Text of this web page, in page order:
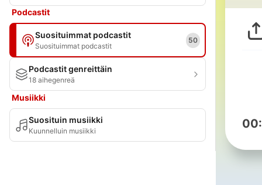
Podcastit
Suosituimmat podcastit
Suosituimmat podcastit
50
Podcastit genreittäin
18 aihegenreä
Musiikki
Suosituin musiikki
Kuunnelluin musiikki